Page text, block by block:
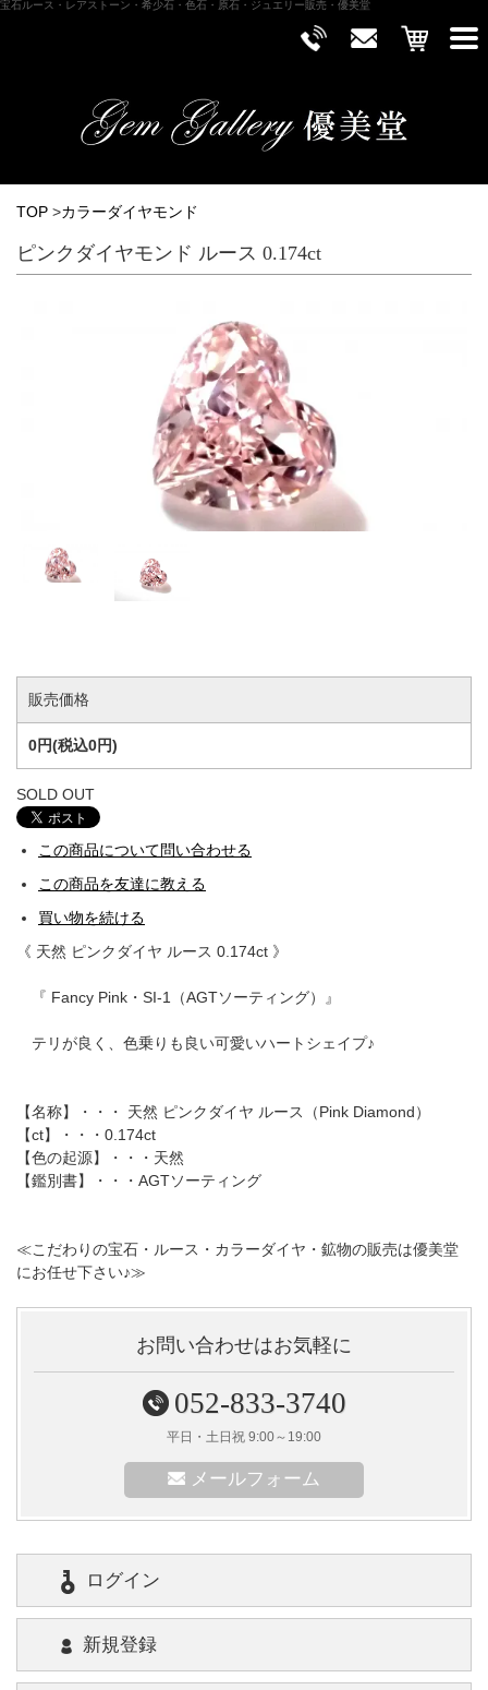
宝石ルース・レアストーン・希少石・色石・原石・ジュエリー販売・優美堂
TOP >カラーダイヤモンド
ピンクダイヤモンド ルース 0.174ct
販売価格
0円(税込0円)
SOLD OUT
この商品について問い合わせる
この商品を友達に教える
買い物を続ける
《 天然 ピンクダイヤ ルース 0.174ct 》
『 Fancy Pink・SI-1（AGTソーティング）』
テリが良く、色乗りも良い可愛いハートシェイプ♪
【名称】・・・ 天然 ピンクダイヤ ルース（Pink Diamond）
【ct】・・・0.174ct
【色の起源】・・・天然
【鑑別書】・・・AGTソーティング
≪こだわりの宝石・ルース・カラーダイヤ・鉱物の販売は優美堂
にお任せ下さい♪≫
お問い合わせはお気軽に
052-833-3740
平日・土日祝 9:00～19:00
メールフォーム
ログイン
新規登録